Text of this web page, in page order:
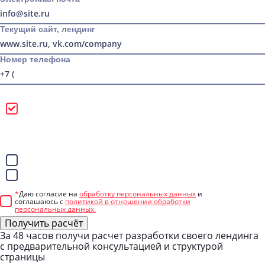
Текущий сайт, лендинг
Номер телефона
*Даю согласие на обработку персональных данных и
соглашаюсь с политикой в отношении обработки
персональных данных.
Получить расчёт
За 48 часов получи расчет разработки своего лендинга
с предварительной консультацией и структурой
страницы